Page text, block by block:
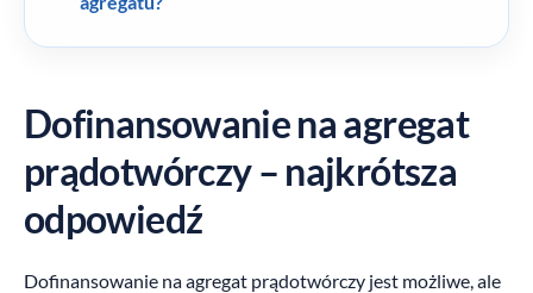
Dofinansowanie na agregat
prądotwórczy – najkrótsza
odpowiedź
Dofinansowanie na agregat prądotwórczy jest możliwe, ale